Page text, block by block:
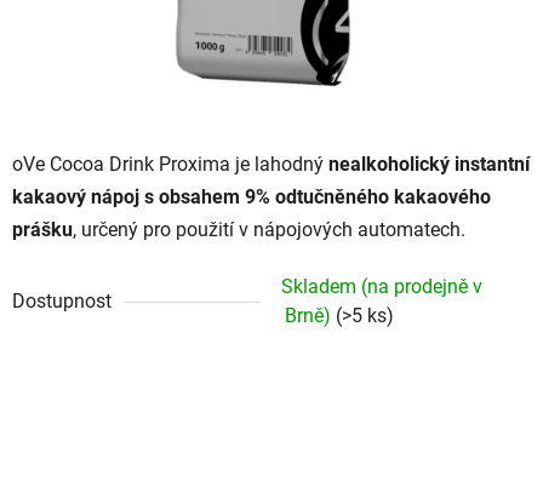
oVe Cocoa Drink Proxima je lahodný nealkoholický instantní
kakaový nápoj s obsahem 9% odtučněného kakaového
prášku, určený pro použití v nápojových automatech.
Dostupnost
Skladem (na prodejně v
Brně) (>5 ks)